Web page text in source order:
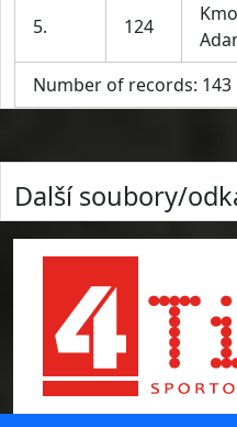
5. 124
Number of records: 143
Další soubory/